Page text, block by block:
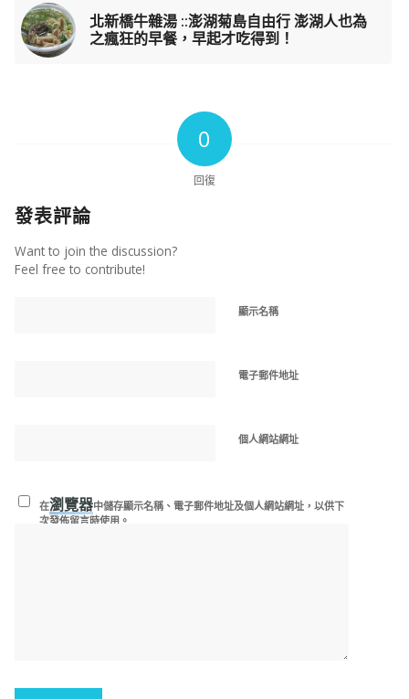
北新橋牛雜湯 ::澎湖菊島自由行 澎湖人也為
之瘋狂的早餐，早起才吃得到！
0
回復
發表評論
Want to join the discussion?
Feel free to contribute!
顯示名稱
電子郵件地址
個人網站網址
在瀏覽器中儲存顯示名稱、電子郵件地址及個人網站網址，以供下
次發佈留言時使用。